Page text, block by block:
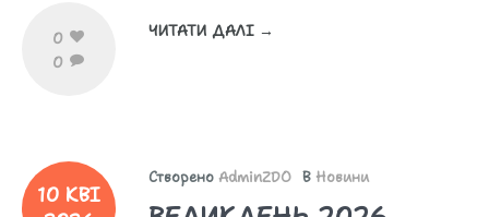
0
0
ЧИТАТИ ДАЛІ →
10 КВІ
Створено AdminZDO В Новини